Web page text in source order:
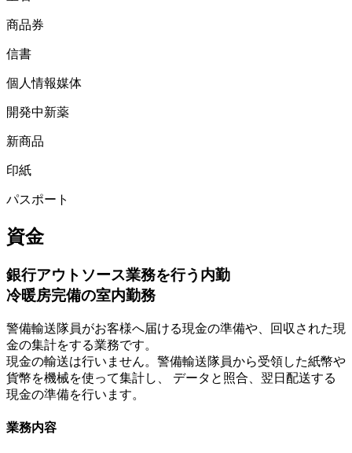
商品券
信書
個人情報媒体
開発中新薬
新商品
印紙
パスポート
資金
銀行アウトソース業務を行う内勤
冷暖房完備の室内勤務
警備輸送隊員がお客様へ届ける現金の準備や、回収された現
金の集計をする業務です。
現金の輸送は行いません。警備輸送隊員から受領した紙幣や
貨幣を機械を使って集計し、 データと照合、翌日配送する
現金の準備を行います。
業務内容